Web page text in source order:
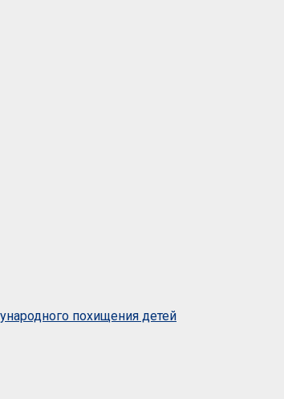
похищения детей